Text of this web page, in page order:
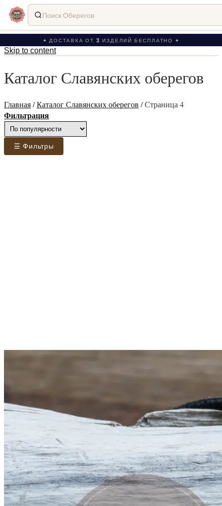
✦ ДОСТАВКА ОТ 2 ИЗДЕЛИЙ БЕСПЛАТНО ✦
Skip to content
Каталог Славянских оберегов
Главная/Каталог Славянских оберегов /Страница 4
Фильтрация
☰ Фильтры
Поиск Оберегов